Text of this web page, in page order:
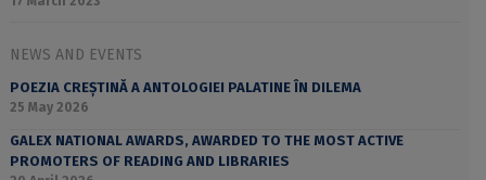
NEWS AND EVENTS
POEZIA CREȘTINĂ A ANTOLOGIEI PALATINE ÎN DILEMA
25 May 2026
GALEX NATIONAL AWARDS, AWARDED TO THE MOST ACTIVE
PROMOTERS OF READING AND LIBRARIES